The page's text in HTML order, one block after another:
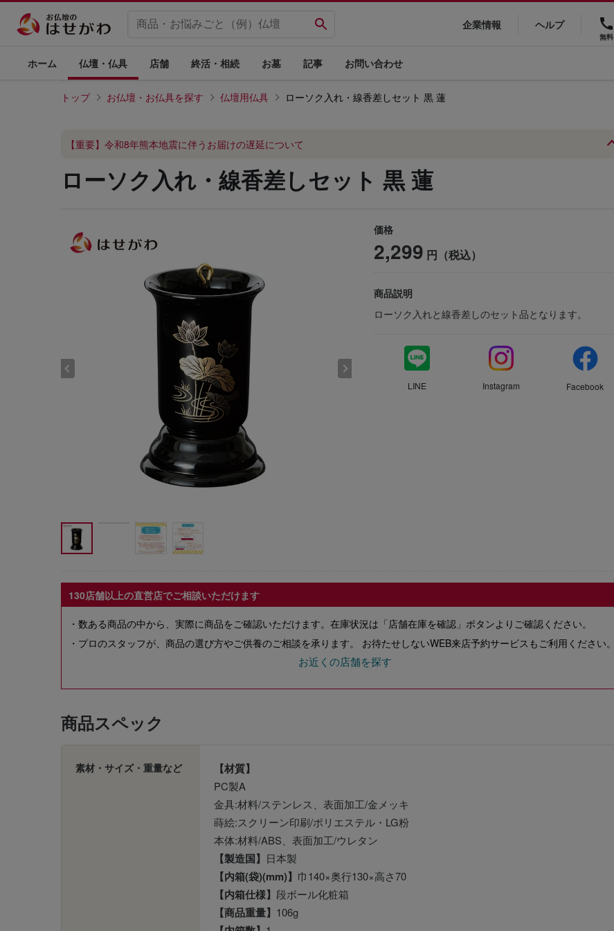
企業情報 ヘルプ
無料
ホーム 仏壇・仏具 店舗 終活・相続 お墓 記事 お問い合わせ
トップ お仏壇・お仏具を探す 仏壇用仏具 ローソク入れ・線香差しセット 黒 蓮
【重要】令和8年熊本地震に伴うお届けの遅延について
ローソク入れ・線香差しセット 黒 蓮
価格
2,299 円（税込）
商品説明
ローソク入れと線香差しのセット品となります。
LINE Instagram Facebook
130店舗以上の直営店でご相談いただけます
・数ある商品の中から、実際に商品をご確認いただけます。在庫状況は「店舗在庫を確認」ボタンよりご確認ください。
・プロのスタッフが、商品の選び方やご供養のご相談を承ります。 お待たせしないWEB来店予約サービスもご利用ください。
お近くの店舗を探す
商品スペック
素材・サイズ・重量など 【材質】
PC製A
金具:材料/ステンレス、表面加工/金メッキ
蒔絵:スクリーン印刷/ポリエステル・LG粉
本体:材料/ABS、表面加工/ウレタン
【製造国】 日本製
【内箱(袋)(mm)】 巾140×奥行130×高さ70
【内箱仕様】 段ボール化粧箱
【商品重量】 106g